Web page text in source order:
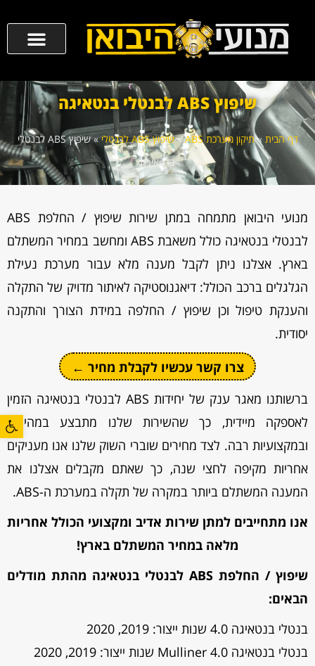
פתח
שיפוץ ABS לבנטלי בנטאיגה
דף הבית »תיקון מערכת ABS »שיפוץ ABS לבנטלי »
שיפוץ ABS לבנטלי
בנטאיגה
מנועי היבואן מתמחה במתן שירות שיפוץ / החלפת ABS
לבנטלי בנטאיגה כולל משאבת ABS ומחשב במחיר המשתלם
בארץ. אצלנו ניתן לקבל מענה מלא עבור מערכת נעילת
הגלגלים ברכב הכולל: דיאגנוסטיקה לאיתור מדויק של התקלה
והענקת טיפול וכן שיפוץ / החלפה במידת הצורך והתקנה
יסודית.
צרו קשר עכשיו לקבלת מחיר ←
ברשותנו מאגר ענק של יחידות ABS לבנטלי בנטאיגה הזמין
לאספקה מיידית, כך שהשירות שלנו מתבצע במהירות
ובמקצועיות רבה. לצד מחירים שוברי השוק שלנו אנו מעניקים
אחריות מקיפה לחצי שנה, כך שאתם מקבלים אצלנו את
המענה המשתלם ביותר במקרה של תקלה במערכת ה-ABS.
אנו מתחייבים למתן שירות אדיב ומקצועי הכולל אחריות
מלאה במחיר המשתלם בארץ!
שיפוץ / החלפת ABS לבנטלי בנטאיגה מהתת מודלים
הבאים:
בנטלי בנטאיגה 4.0 שנות ייצור: 2019, 2020
בנטלי בנטאיגה 4.0 Mulliner שנות ייצור: 2019, 2020